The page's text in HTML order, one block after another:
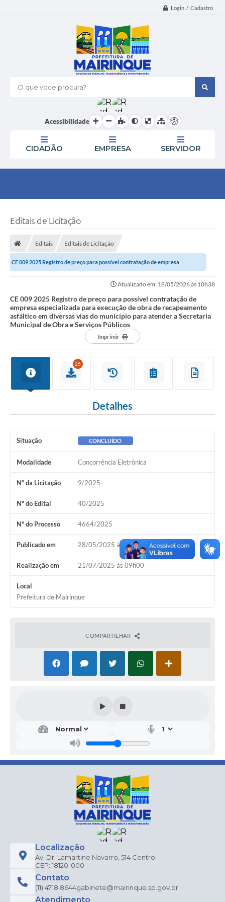
Login / Cadastro
O que voce procura?
Acessibilidade
CIDADÃO EMPRESA SERVIDOR
Editais de Licitação
Editais Editais de Licitação
CE 009 2025 Registro de preço para possível contratação de empresa
Atualizado em: 18/05/2026 às 10h38
CE 009 2025 Registro de preço para possível contratação de
empresa especializada para execução de obra de recapeamento
asfáltico em diversas vias do município para atender a Secretaria
Municipal de Obra e Serviços Públicos
Imprimir
25
Detalhes
Situação CONCLUÍDO
Modalidade Concorrência Eletrônica
Nº da Licitação 9/2025
Nº do Edital 40/2025
Nº do Processo 4664/2025
Publicado em 28/05/2025 às 16h55
Realização em 21/07/2025 às 09h00
Local
Prefeitura de Mairinque
COMPARTILHAR
Localização
Av. Dr. Lamartine Navarro, 514 Centro
CEP: 18120-000
Contato
(11) 4718.8644gabinete@mairinque.sp.gov.br
Atendimento